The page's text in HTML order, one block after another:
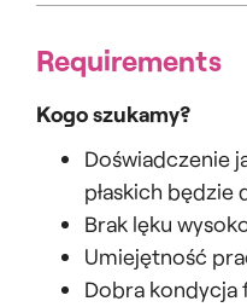
Requirements
Kogo szukamy?
Doświadczenie
płaskich
Brak lęku
Umiejętność
Dobra kondycja